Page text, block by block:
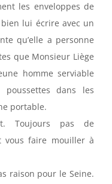
les enveloppes de
lui écrire avec un
qu’elle a personne
que Monsieur Liège
homme serviable
dans les
portable.
Toujours pas de
vous faire mouiller à
raison pour le Seine.